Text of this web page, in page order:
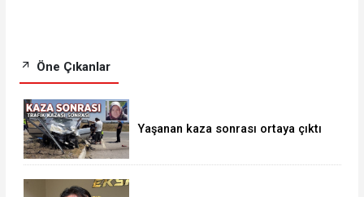
Öne Çıkanlar
Yaşanan kaza sonrası ortaya çıktı